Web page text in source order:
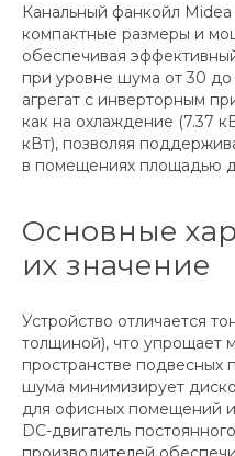
Канальный фанкойл
компактные размеры и
обеспечивая
при уровне шума от 30
агрегат с инверторным
как на охлаждение (7.37
кВт), позволяя
в помещениях площадью
Основные
их значение
Устройство отличается
толщиной), что упрощает
пространстве подвесных
шума минимизирует
для офисных помещений
DC-двигатель